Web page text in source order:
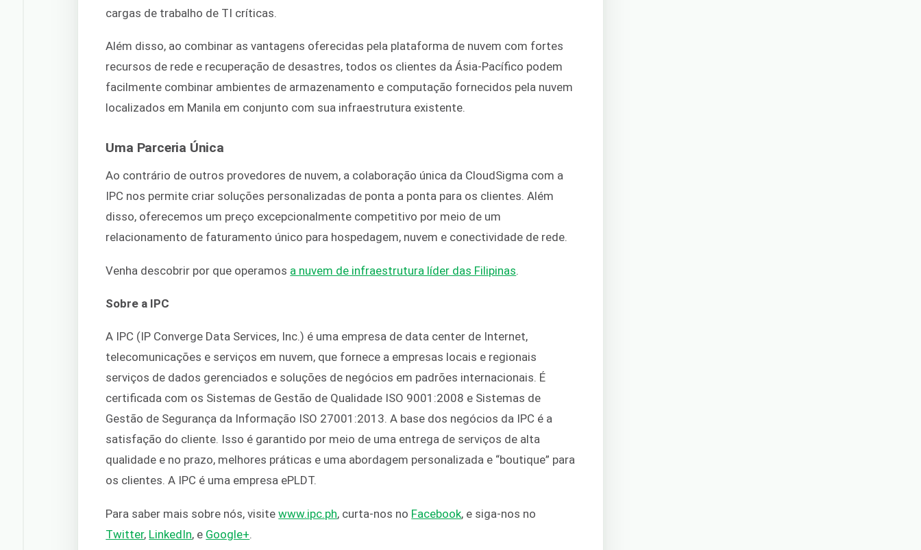
cargas de trabalho de TI críticas.
Além disso, ao combinar as vantagens oferecidas pela plataforma de nuvem com fortes
recursos de rede e recuperação de desastres, todos os clientes da Ásia-Pacífico podem
facilmente combinar ambientes de armazenamento e computação fornecidos pela nuvem
localizados em Manila em conjunto com sua infraestrutura existente.
Uma Parceria Única
Ao contrário de outros provedores de nuvem, a colaboração única da CloudSigma com a
IPC nos permite criar soluções personalizadas de ponta a ponta para os clientes. Além
disso, oferecemos um preço excepcionalmente competitivo por meio de um
relacionamento de faturamento único para hospedagem, nuvem e conectividade de rede.
Venha descobrir por que operamos a nuvem de infraestrutura líder das Filipinas
Sobre a IPC
A IPC (IP Converge Data Services, Inc.) é uma empresa de data center de Internet,
telecomunicações e serviços em nuvem, que fornece a empresas locais e regionais
serviços de dados gerenciados e soluções de negócios em padrões internacionais. É
certificada com os Sistemas de Gestão de Qualidade ISO 9001:2008 e Sistemas de
Gestão de Segurança da Informação ISO 27001:2013. A base dos negócios da IPC é a
satisfação do cliente. Isso é garantido por meio de uma entrega de serviços de alta
qualidade e no prazo, melhores práticas e uma abordagem personalizada e “boutique” para
os clientes. A IPC é uma empresa ePLDT.
Para saber mais sobre nós, visitewww.ipc.ph, curta-nos no Facebook, e siga-nos no
Twitter, LinkedIn, e Google+